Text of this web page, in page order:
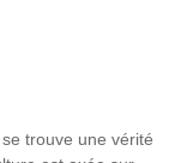
trouve une vérité